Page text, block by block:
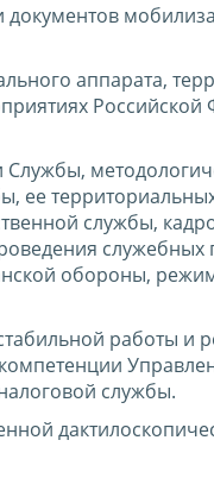
аппарата,
ее
службы,
обороны,
работы и
службы.